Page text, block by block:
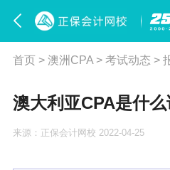
首页> 澳洲CPA> 考试动态 >
澳大利亚CPA是什
来源： 正保会计网校 2022-04-25